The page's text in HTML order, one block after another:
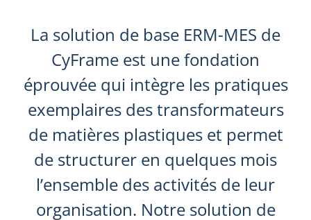
La solution de base ERM-MES de
CyFrame est une fondation
éprouvée qui intègre les pratiques
exemplaires des transformateurs
de matières plastiques et permet
de structurer en quelques mois
l’ensemble des activités de leur
organisation. Notre solution de